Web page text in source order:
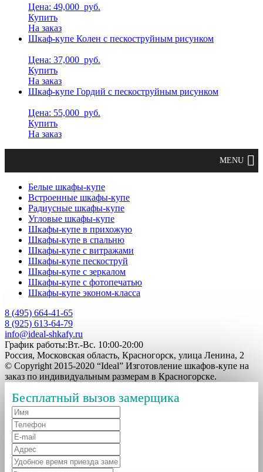
Цена: 49,000 руб.
Купить
На заказ
Шкаф-купе Колен с пескоструйным рисунком
Цена: 37,000 руб.
Купить
На заказ
Шкаф-купе Гордий с пескоструйным рисунком
Цена: 55,000 руб.
Купить
На заказ
Белые шкафы-купе
Встроенные шкафы-купе
Радиусные шкафы-купе
Угловые шкафы-купе
Шкафы-купе в прихожую
Шкафы-купе в спальню
Шкафы-купе с витражами
Шкафы-купе пескоструй
Шкафы-купе с зеркалом
Шкафы-купе с фотопечатью
Шкафы-купе эконом-класса
8 (495) 664-41-65
8 (925) 613-64-79
info@ideal-shkafy.ru
График работы:Вт.-Вс. 10:00-20:00
Россия, Московская область, Красногорск, улица Ленина, 2
© Copyright 2015-2020 “Ideal” Изготовление шкафов-купе на
заказ по индивидуальным размерам в Красногорске.
Бесплатный вызов замерщика